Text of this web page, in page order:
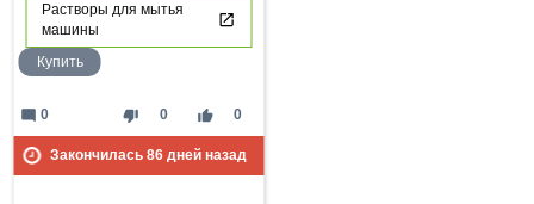
Растворы для мытья
машины
Купить
thumb_down 0 thumb_up 0
mode_comment 0
Закончилась 86дней назад